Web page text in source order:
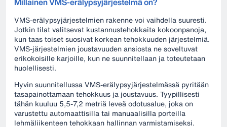
VMS-erälypsyjärjestelmien rakenne voi vaihdella suuresti.
Jotkin tilat valitsevat kustannustehokkaita kokoonpanoja,
kun taas toiset suosivat korkean tehokkuuden järjestelmiä.
VMS-järjestelmien joustavuuden ansiosta ne soveltuvat
erikokoisille karjoille, kun ne suunnitellaan ja toteutetaan
huolellisesti.
Hyvin suunnitellussa VMS-erälypsyjärjestelmässä pyritään
tasapainottamaan tehokkuus ja joustavuus. Tyypillisesti
tähän kuuluu 5,5-7,2 metriä leveä odotusalue, joka on
varustettu automaattisilla tai manuaalisilla porteilla
lehmäliikenteen tehokkaan hallinnan varmistamiseksi.